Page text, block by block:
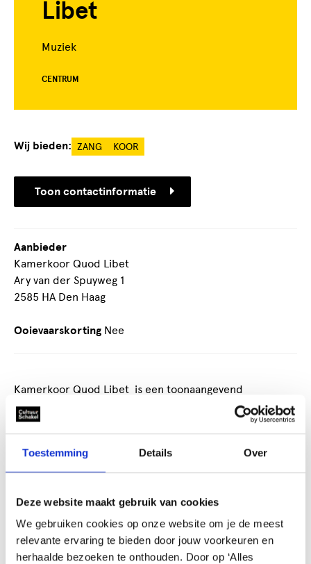
Toestemming Details Over
Deze website maakt gebruik van cookies
We gebruiken cookies op onze website om je de meest
relevante ervaring te bieden door jouw voorkeuren en
herhaalde bezoeken te onthouden. Door op ‘Alles
Libet
Muziek
CENTRUM
Kamerkoor Quod Libet is een toonaangevend
kamerkoor in Den Haag en omgeving. Vanaf de
oprichting in 1974 streeft het ernaar koorwerken op
steeds de naam eer aan te doen: Quod Libet - voor elk
wat wils!
Wij zingen klassiek repertoire, van renaissance tot
hedendaags, begeleid en a cappella. We voeren per jaar
twee tot drie nieuwe programma’s uit en maken zo nu
en dan concertreizen naar het buitenland.
Wij bieden: ZANG KOOR
Toon contactinformatie
Aanbieder
Kamerkoor Quod Libet
Ary van der Spuyweg 1
2585 HA Den Haag
Ooievaarskorting Nee